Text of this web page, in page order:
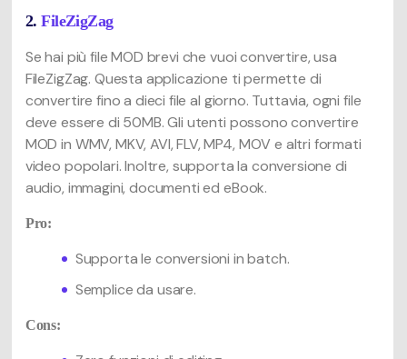
2. FileZigZag
Se hai più file MOD brevi che vuoi convertire, usa
FileZigZag. Questa applicazione ti permette di
convertire fino a dieci file al giorno. Tuttavia, ogni file
deve essere di 50MB. Gli utenti possono convertire
MOD in WMV, MKV, AVI, FLV, MP4, MOV e altri formati
video popolari. Inoltre, supporta la conversione di
audio, immagini, documenti ed eBook.
Pro:
Supporta le conversioni in batch.
Semplice da usare.
Cons: